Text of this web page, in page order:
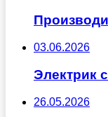
03.06.2026
Электрик
26.05.2026